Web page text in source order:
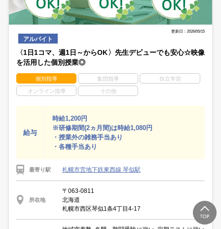
更新日：2026/05/15
アルバイト
〈1日1コマ、週1日～からOK〉先生デビューでも安心☆映像
を活用した個別授業◎
個別指導 集団指導 自立学習
オンライン指導 その他
給与
時給1,200円
※研修期間(2ヵ月間)は時給1,080円
・授業外の雑務手当あり
・各種手当あり
最寄り駅 札幌市営地下鉄東西線 琴似駅
所在地
〒063-0811
北海道
札幌市西区琴似1条4丁目4-17